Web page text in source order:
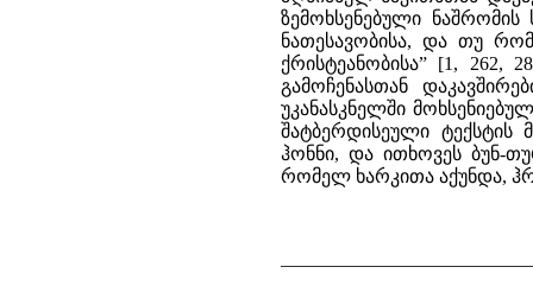
ზემოხსენებული
ნათესავობისა, და თუ
ქრისტეანობისა” [1, 262,
გამოჩენასთან
უკანასკნელში
შატბერდისეული ტექსტის
ჰონნი, და ითხოვეს ბუნ-
რომელ ხარკითა აქუნდა,